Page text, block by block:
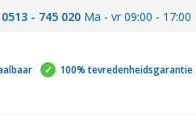
- 745 020Ma - vr 09:00 - 17:00
100% tevredenheidsgarantie